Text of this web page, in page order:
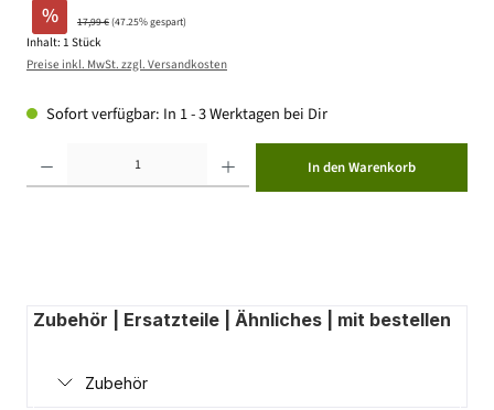
% 17,99 €(47.25% gespart)
Inhalt: 1 Stück
Preise inkl. MwSt. zzgl. Versandkosten
Sofort verfügbar: In 1 - 3 Werktagen bei Dir
In den Warenkorb
Zubehör | Ersatzteile | Ähnliches | mit bestellen
Zubehör